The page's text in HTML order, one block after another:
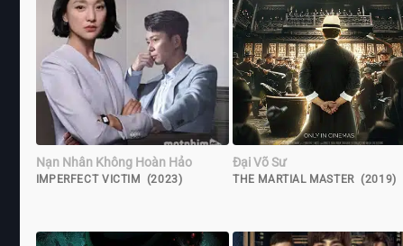
Nạn Nhân Không Hoàn Hảo
IMPERFECT VICTIM (2023)
Đại Võ Sư
THE MARTIAL MASTER (2019)